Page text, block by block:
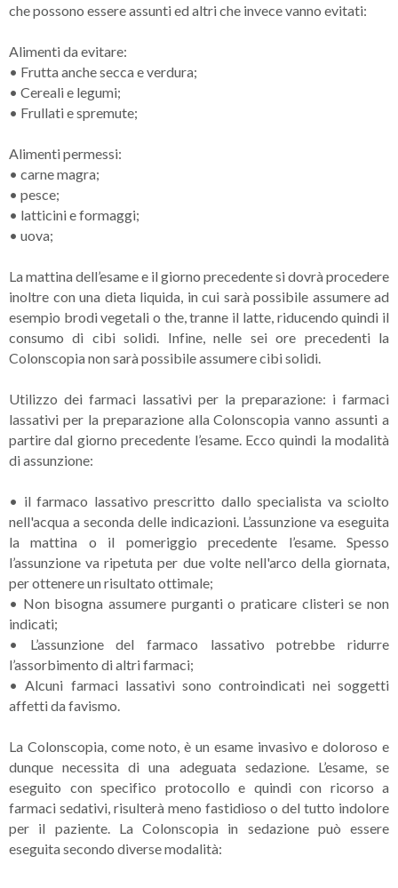
che possono essere assunti ed altri che invece vanno evitati:
Alimenti da evitare:
• Frutta anche secca e verdura;
• Cereali e legumi;
• Frullati e spremute;
Alimenti permessi:
• carne magra;
• pesce;
• latticini e formaggi;
• uova;
La mattina dell’esame e il giorno precedente si dovrà procedere
inoltre con una dieta liquida, in cui sarà possibile assumere ad
esempio brodi vegetali o the, tranne il latte, riducendo quindi il
consumo di cibi solidi. Infine, nelle sei ore precedenti la
Colonscopia non sarà possibile assumere cibi solidi.
Utilizzo dei farmaci lassativi per la preparazione: i farmaci
lassativi per la preparazione alla Colonscopia vanno assunti a
partire dal giorno precedente l’esame. Ecco quindi la modalità
di assunzione:
• il farmaco lassativo prescritto dallo specialista va sciolto
nell'acqua a seconda delle indicazioni. L’assunzione va eseguita
la mattina o il pomeriggio precedente l’esame. Spesso
l’assunzione va ripetuta per due volte nell'arco della giornata,
per ottenere un risultato ottimale;
• Non bisogna assumere purganti o praticare clisteri se non
indicati;
•
L’assunzione del farmaco lassativo potrebbe ridurre
l’assorbimento di altri farmaci;
• Alcuni farmaci lassativi sono controindicati nei soggetti
affetti da favismo.
La Colonscopia, come noto, è un esame invasivo e doloroso e
dunque necessita di una adeguata sedazione. L’esame, se
eseguito con specifico protocollo e quindi con ricorso a
farmaci sedativi, risulterà meno fastidioso o del tutto indolore
per il paziente. La Colonscopia in sedazione può essere
eseguita secondo diverse modalità: